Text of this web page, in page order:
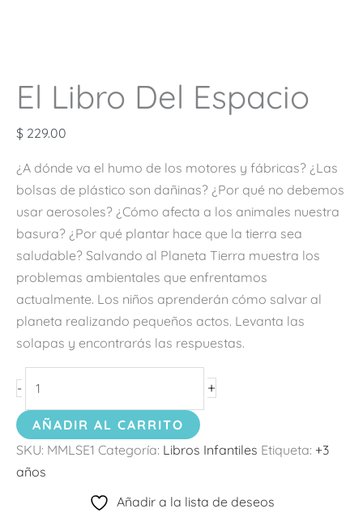
El Libro Del Espacio
$ 229.00
¿A dónde va el humo de los motores y fábricas? ¿Las
bolsas de plástico son dañinas? ¿Por qué no debemos
usar aerosoles? ¿Cómo afecta a los animales nuestra
basura? ¿Por qué plantar hace que la tierra sea
saludable? Salvando al Planeta Tierra muestra los
problemas ambientales que enfrentamos
actualmente. Los niños aprenderán cómo salvar al
planeta realizando pequeños actos. Levanta las
solapas y encontrarás las respuestas.
- +
AÑADIR AL CARRITO
SKU: MMLSE1 Categoría: Libros Infantiles Etiqueta: +3
años
Añadir a la lista de deseos